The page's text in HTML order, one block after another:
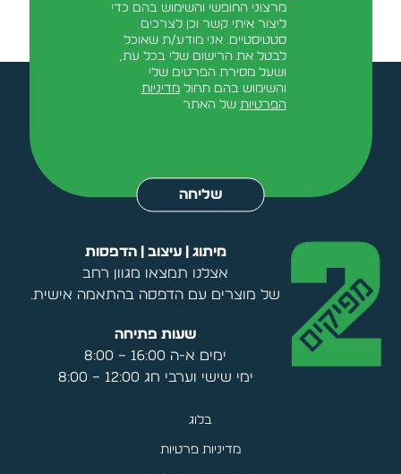
מרצוני החופשי והשימוש בהם כדי
ליצור איתי קשר וכן לצרכים
סטטיסטיים. אני מודע/ת שאוכל
לבטל את הרישום שלי בכל עת,
ושעל מסירת הפרטים שלי
והשימוש בהם תחולמדיניות
הפרטיות של האתר
שליחה
מיתוג | עיצוב | הדפסות
אצלנו תמצאו מגוון רחב
של מוצרים עם הדפסה בהתאמה אישית.
שעות פתיחה
ימים א-ה 16:00 – 8:00
ימי שישי וערבי חג 12:00 – 8:00
בלוג
מדיניות פרטיות